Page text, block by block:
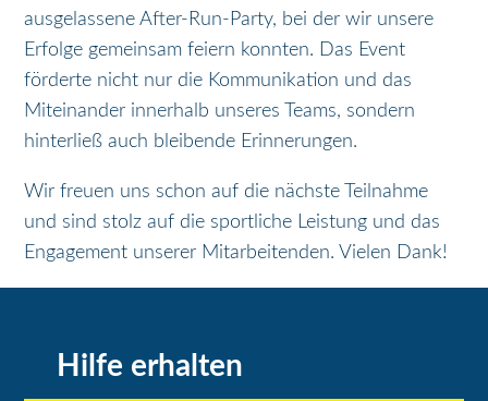
ausgelassene After-Run-Party, bei der wir unsere
Erfolge gemeinsam feiern konnten. Das Event
förderte nicht nur die Kommunikation und das
Miteinander innerhalb unseres Teams, sondern
hinterließ auch bleibende Erinnerungen.
Wir freuen uns schon auf die nächste Teilnahme
und sind stolz auf die sportliche Leistung und das
Engagement unserer Mitarbeitenden. Vielen Dank!
Hilfe erhalten